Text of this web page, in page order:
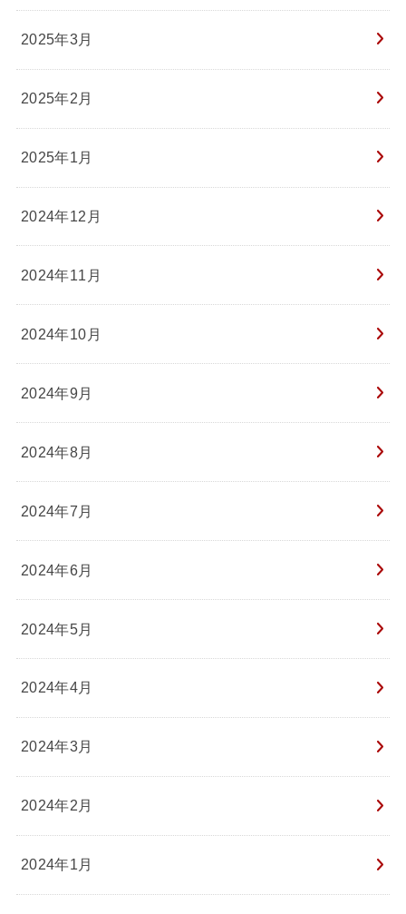
2025年3月
2025年2月
2025年1月
2024年12月
2024年11月
2024年10月
2024年9月
2024年8月
2024年7月
2024年6月
2024年5月
2024年4月
2024年3月
2024年2月
2024年1月